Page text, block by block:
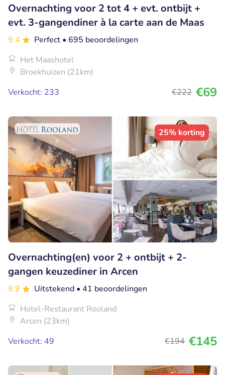
Overnachting voor 2 tot 4 + evt. ontbijt +
evt. 3-gangendiner à la carte aan de Maas
9.4 Perfect • 695 beoordelingen
Het Maashotel
Broekhuizen (21km)
Verkocht: 233
€222 €69
25% korting
Overnachting(en) voor 2 + ontbijt + 2-
gangen keuzediner in Arcen
8.9 Uitstekend • 41 beoordelingen
Hotel-Restaurant Rooland
Arcen (23km)
Verkocht: 49
€194 €145